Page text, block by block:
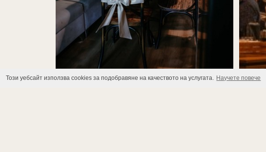
Този уебсайт използва cookies за подобравяне на качеството на услугата. Научете повече